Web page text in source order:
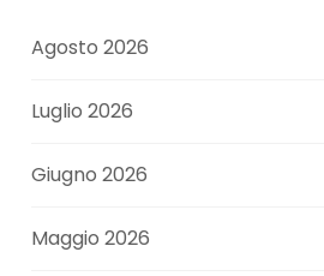
Agosto 2026
Luglio 2026
Giugno 2026
Maggio 2026